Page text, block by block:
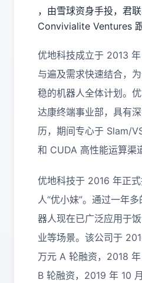
，由雪球资身手投，君
Convivialite Ventures 跟
优地科技成立于 2013
与遍及需求快速结合，
稳的机器人全体计划。
达康终端事业部，具有
历，期间专心于 Slam/
和 CUDA 高性能运算渠
优地科技于 2016 年正
人“优小妹”。通过一年
器人现在已广泛应用于
业等场景。该公司于
万元 A 轮融资，2018
B 轮融资，2019 年 10